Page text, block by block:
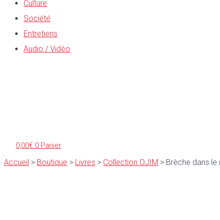
Culture
Société
Entretiens
Audio / Vidéo
0,00€ 0 Panier
Accueil > Boutique > Livres > Collection OJIM > Brèche dans